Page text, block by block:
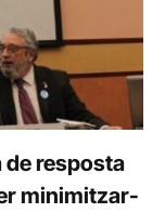
de resposta
minimitzar-